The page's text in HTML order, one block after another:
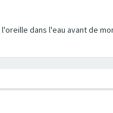
dans l'eau avant de